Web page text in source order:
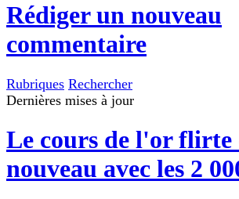
Rédiger un nouveau
commentaire
Rubriques Rechercher
Dernières mises à jour
Le cours de l'or flirte
nouveau avec les 2